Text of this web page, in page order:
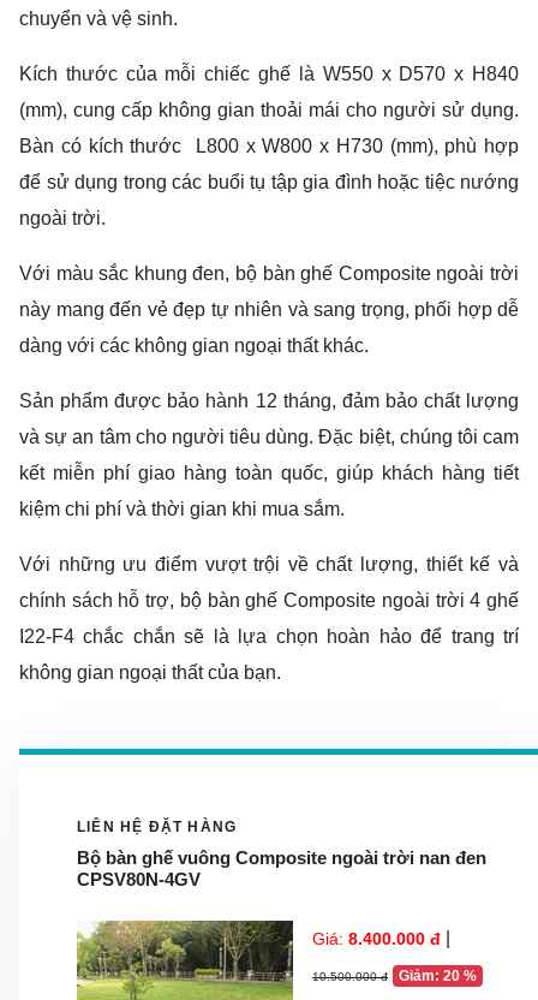
chuyển và vệ sinh.
Kích thước của mỗi chiếc ghế là W550 x D570 x H840
(mm), cung cấp không gian thoải mái cho người sử dụng.
Bàn có kích thước L800 x W800 x H730 (mm), phù hợp
để sử dụng trong các buổi tụ tập gia đình hoặc tiệc nướng
ngoài trời.
Với màu sắc khung đen, bộ bàn ghế Composite ngoài trời
này mang đến vẻ đẹp tự nhiên và sang trọng, phối hợp dễ
dàng với các không gian ngoại thất khác.
Sản phẩm được bảo hành 12 tháng, đảm bảo chất lượng
và sự an tâm cho người tiêu dùng. Đặc biệt, chúng tôi cam
kết miễn phí giao hàng toàn quốc, giúp khách hàng tiết
kiệm chi phí và thời gian khi mua sắm.
Với những ưu điểm vượt trội về chất lượng, thiết kế và
chính sách hỗ trợ, bộ bàn ghế Composite ngoài trời 4 ghế
I22-F4 chắc chắn sẽ là lựa chọn hoàn hảo để trang trí
không gian ngoại thất của bạn.
LIÊN HỆ ĐẶT HÀNG
Bộ bàn ghế vuông Composite ngoài trời nan đen
CPSV80N-4GV
Giá: 8.400.000 đ
10.500.000 đ Giảm: 20 %